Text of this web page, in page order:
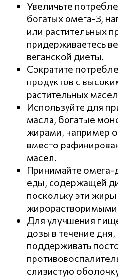
Увеличьте
богатых омега-3,
или растительных
придерживаетесь
веганской диеты.
Сократите
продуктов с
растительных
Используйте для
масла, богатые
жирами, например
вместо
масел.
Принимайте омега-
еды, содержащей
поскольку эти
Для улучшения
дозы в течение дня,
поддерживать
слизистую